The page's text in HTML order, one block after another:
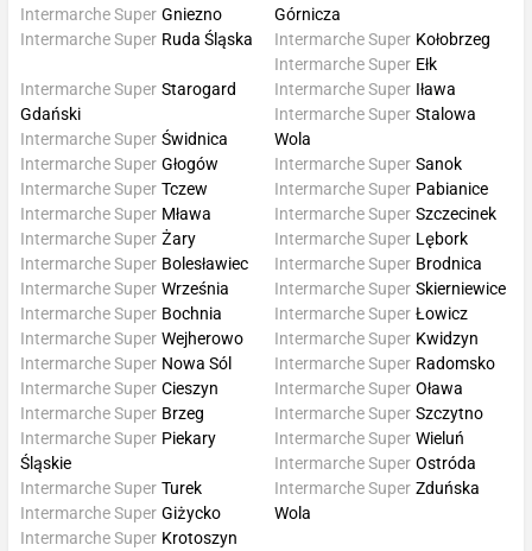
Intermarche Super Gniezno
Intermarche Super Ruda Śląska
Górnicza
Intermarche Super Kołobrzeg
Intermarche Super Ełk
Intermarche Super Starogard
Gdański
Intermarche Super Świdnica
Intermarche Super Głogów
Intermarche Super Tczew
Intermarche Super Iława
Intermarche Super Stalowa
Wola
Intermarche Super Sanok
Intermarche Super Pabianice
Intermarche Super Mława
Intermarche Super Żary
Intermarche Super Bolesławiec
Intermarche Super Września
Intermarche Super Szczecinek
Intermarche Super Lębork
Intermarche Super Brodnica
Intermarche Super Skierniewice
Intermarche Super Bochnia
Intermarche Super Wejherowo
Intermarche Super Nowa Sól
Intermarche Super Cieszyn
Intermarche Super Łowicz
Intermarche Super Kwidzyn
Intermarche Super Radomsko
Intermarche Super Oława
Intermarche Super Brzeg
Intermarche Super Piekary
Śląskie
Intermarche Super Turek
Intermarche Super Giżycko
Intermarche Super Szczytno
Intermarche Super Wieluń
Intermarche Super Ostróda
Intermarche Super Zduńska
Wola
Intermarche Super Krotoszyn